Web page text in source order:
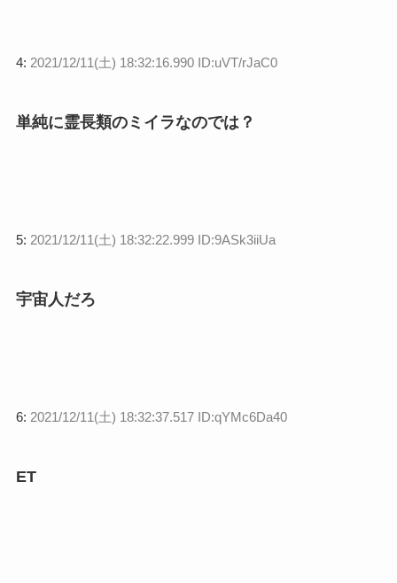
4: 2021/12/11(土) 18:32:16.990 ID:uVT/rJaC0
単純に霊長類のミイラなのでは？
5: 2021/12/11(土) 18:32:22.999 ID:9ASk3iiUa
宇宙人だろ
6: 2021/12/11(土) 18:32:37.517 ID:qYMc6Da40
ET